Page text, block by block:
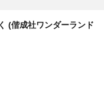
(偕成社ワンダーランド